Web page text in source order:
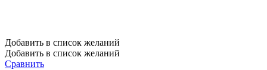
Добавить в список желаний
Добавить в список желаний
Сравнить